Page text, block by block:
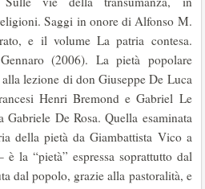
Saggi in onore di Alfonso M.
e il volume La patria contesa.
(2006). La pietà popolare
lezione di don Giuseppe De Luca
Henri Bremond e Gabriel Le
De Rosa. Quella esaminata
della pietà da Giambattista Vico a
la “pietà” espressa soprattutto dal
dal popolo, grazie alla pastoralità, e